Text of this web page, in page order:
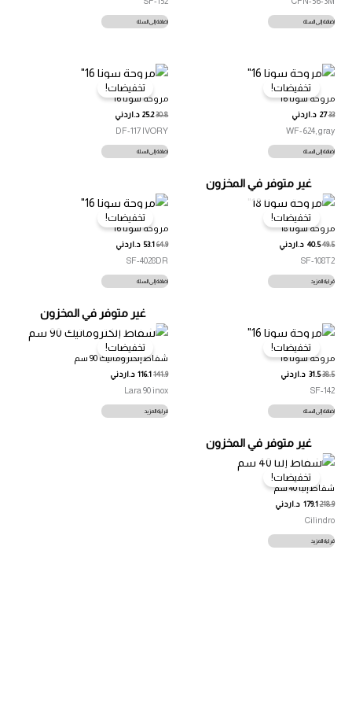
إضافة إلى السلة إضافة إلى السلة
تخفيضات!
مروحة سونا 16″
33
27 د.اردني
WF-624, gray
إضافة إلى السلة
تخفيضات!
مروحة سونا 16″
30.8
25.2 د.اردني
DF-117 IVORY
إضافة إلى السلة
غير متوفر في المخزون
تخفيضات!
مروحة سونا 18″
49.5
40.5 د.اردني
SF-108T2
قراءة المزيد
تخفيضات!
مروحة سونا 16″
64.9
53.1 د.اردني
SF-4028DR
إضافة إلى السلة
تخفيضات!
مروحة سونا 16″
38.5
31.5 د.اردني
SF-142
إضافة إلى السلة
غير متوفر في المخزون
تخفيضات!
شفاط إلكتروماتيك 90 سم
141.9
116.1 د.اردني
Lara 90 inox
قراءة المزيد
غير متوفر في المخزون
تخفيضات!
شفاط إلبا 40 سم
218.9
179.1 د.اردني
Cilindro
قراءة المزيد